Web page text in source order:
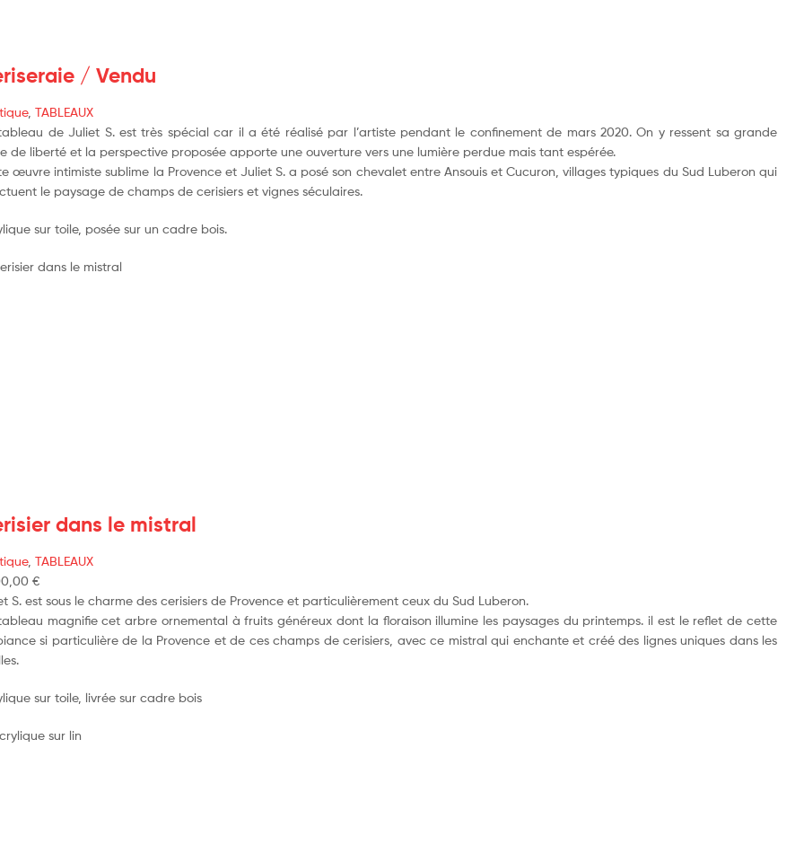
/ Vendu
, TABLEAUX
de Juliet S. est très spécial car il a été réalisé par l’artiste pendant le confinement de mars 2020. On y ressent sa grande
de liberté et la perspective proposée apporte une ouverture vers une lumière perdue mais tant espérée.
œuvre intimiste sublime la Provence et Juliet S. a posé son chevalet entre Ansouis et Cucuron, villages typiques du Sud Luberon qui
le paysage de champs de cerisiers et vignes séculaires.
sur toile, posée sur un cadre bois.
dans le mistral
, TABLEAUX
€
S. est sous le charme des cerisiers de Provence et particulièrement ceux du Sud Luberon.
magnifie cet arbre ornemental à fruits généreux dont la floraison illumine les paysages du printemps. il est le reflet de cette
si particulière de la Provence et de ces champs de cerisiers, avec ce mistral qui enchante et créé des lignes uniques dans les
sur toile, livrée sur cadre bois